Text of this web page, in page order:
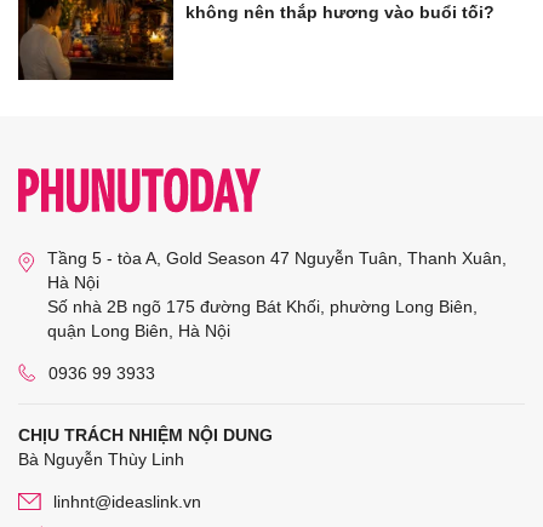
không nên thắp hương vào buổi tối?
Tầng 5 - tòa A, Gold Season 47 Nguyễn Tuân, Thanh Xuân,
Hà Nội
Số nhà 2B ngõ 175 đường Bát Khối, phường Long Biên,
quận Long Biên, Hà Nội
0936 99 3933
CHỊU TRÁCH NHIỆM NỘI DUNG
Bà Nguyễn Thùy Linh
linhnt@ideaslink.vn